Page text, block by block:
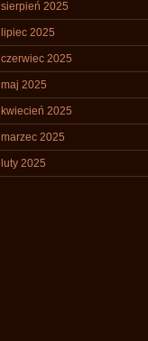
sierpień 2025
lipiec 2025
czerwiec 2025
maj 2025
kwiecień 2025
marzec 2025
luty 2025